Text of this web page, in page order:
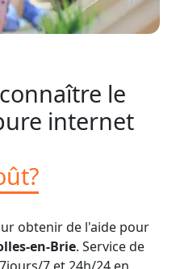
le
internet
obtenir de l'aide pour
en-Brie. Service de